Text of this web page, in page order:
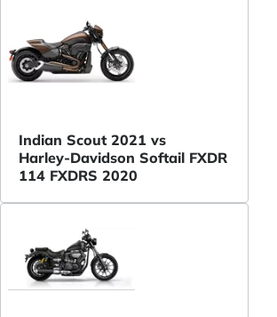
Indian Scout 2021 vs
Harley-Davidson Softail FXDR
114 FXDRS 2020